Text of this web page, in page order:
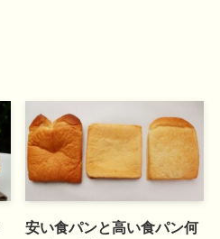
安い食パンと高い食パン何